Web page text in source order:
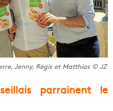
Jenny, Régis et Matthias © JZ
parrainent le